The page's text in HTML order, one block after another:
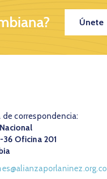
Únete
correspondencia:
36 Oficina 201